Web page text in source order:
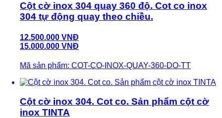
Cột cờ inox 304 quay 360 độ. Cot co inox
304 tự động quay theo chiều.
12.500.000 VNĐ
15.000.000 VNĐ
Mã sản phẩm: COT-CO-INOX-QUAY-360-DO-TT
Cột cờ inox 304. Cot co. Sản phẩm cột cờ
inox TINTA